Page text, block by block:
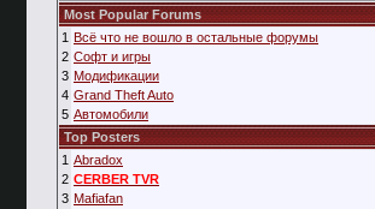
Most Popular Forums
1 Всё что не вошло в остальные форумы
2 Софт и игры
3 Модификации
4 Grand Theft Auto
5 Автомобили
Top Posters
1 Abradox
2 CERBER TVR
3 Mafiafan